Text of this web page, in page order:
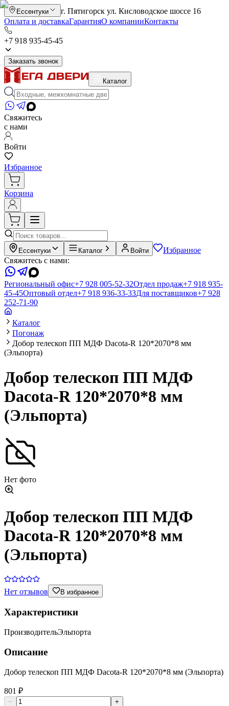
Ессентуки
г. Пятигорск ул. Кисловодское шоссе 16
Оплата и доставкаГарантияО компанииКонтакты
+7 918 935-45-45
Заказать звонок
Каталог
Свяжитесь
с нами
Войти
Избранное
Корзина
Ессентуки Каталог Войти
Избранное
Свяжитесь с нами:
Региональный офис+7 928 005-52-32Отдел продаж+7 918 935-
45-45Оптовый отдел+7 918 936-33-33Для поставщиков+7 928
252-71-90
Каталог
Погонаж
Добор телескоп ПП МДФ Dacota-R 120*2070*8 мм
(Эльпорта)
Добор телескоп ПП МДФ
Dacota-R 120*2070*8 мм
(Эльпорта)
Нет фото
Добор телескоп ПП МДФ
Dacota-R 120*2070*8 мм
(Эльпорта)
Нет отзывов В избранное
Характеристики
ПроизводительЭльпорта
Описание
Добор телескоп ПП МДФ Dacota-R 120*2070*8 мм (Эльпорта)
801 ₽
−
+